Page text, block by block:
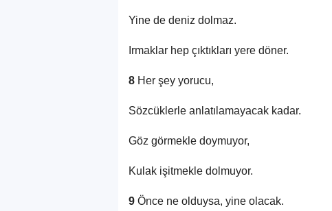
Yine de deniz dolmaz.
Irmaklar hep çıktıkları yere döner.
8 Her şey yorucu,
Sözcüklerle anlatılamayacak kadar.
Göz görmekle doymuyor,
Kulak işitmekle dolmuyor.
9 Önce ne olduysa, yine olacak.